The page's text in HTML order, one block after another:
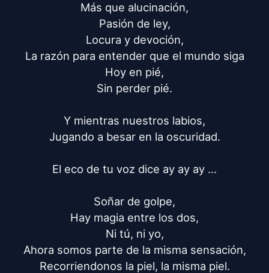
Más que alucinación,
Pasión de ley,
Locura y devoción,
La razón para entender que el mundo siga
Hoy en pié,
Sin perder pié.
Y mientras nuestros labios,
Jugando a besar en la oscuridad.
El eco de tu voz dice ay ay ay ...
Soñar de golpe,
Hay magia entre los dos,
Ni tú, ni yo,
Ahora somos parte de la misma sensación,
Recorriendonos la piel, la misma piel.